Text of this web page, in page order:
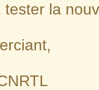
tester la